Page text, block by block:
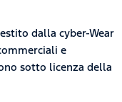
dalla cyber-Wear
e
sotto licenza della